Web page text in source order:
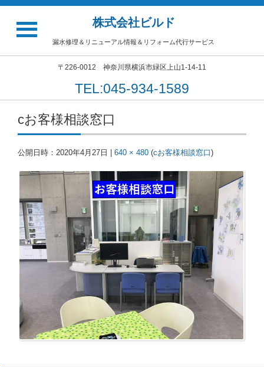
株式会社ビルド
漏水修理＆リニューアル情報＆リフォーム代行サービス
〒226-0012 神奈川県横浜市緑区上山1-14-11
TEL:045-934-1589
cお客様相談窓口
公開日時： 2020年4月27日 640 × 480 (cお客様相談窓口)